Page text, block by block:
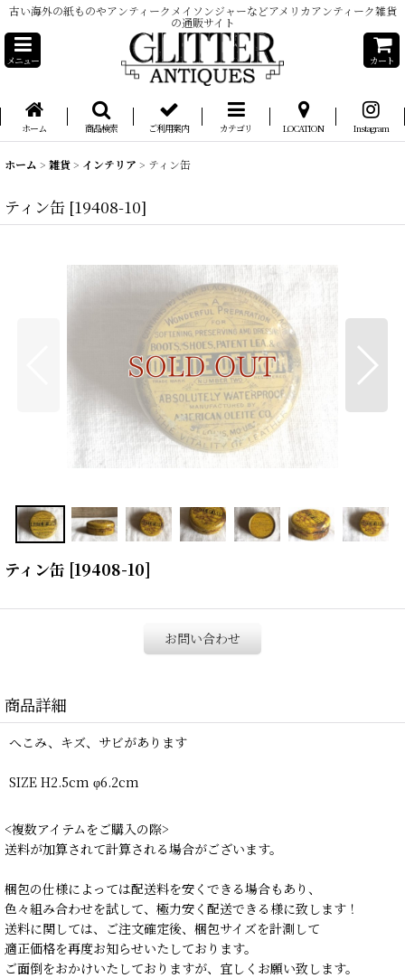
古い海外の紙ものやアンティークメイソンジャーなどアメリカアンティーク雑貨
の通販サイト
メニュー カート
ホーム 商品検索 ご利用案内 カテゴリ LOCATION Instagram
ホーム > 雑貨> インテリア > ティン缶
ティン缶 [19408-10]
ティン缶 [19408-10]
お問い合わせ
商品詳細
へこみ、キズ、サビがあります
SIZE H2.5cm φ6.2cm
<複数アイテムをご購入の際>
送料が加算されて計算される場合がございます。
梱包の仕様によっては配送料を安くできる場合もあり、
色々組み合わせを試して、極力安く配送できる様に致します！
送料に関しては、ご注文確定後、梱包サイズを計測して
適正価格を再度お知らせいたしております。
ご面倒をおかけいたしておりますが、宜しくお願い致します。